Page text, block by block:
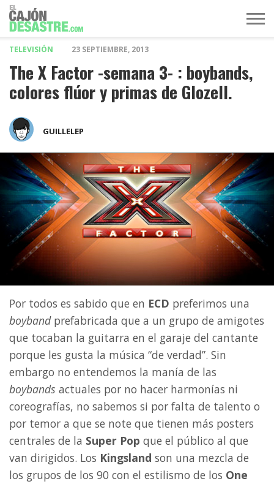
TELEVISIÓN 23 SEPTIEMBRE, 2013
The X Factor -semana 3- : boybands,
colores flúor y primas de Glozell.
GUILLELEP
Por todos es sabido que en ECD preferimos una
boybandprefabricada que a un grupo de amigotes
que tocaban la guitarra en el garaje del cantante
porque les gusta la música “de verdad”. Sin
embargo no entendemos la manía de las
boybands actuales por no hacer harmonías ni
coreografías, no sabemos si por falta de talento o
por temor a que se note que tienen más posters
centrales de la Super Pop que el público al que
van dirigidos. Los Kingsland son una mezcla de
los grupos de los 90 con el estilismo de los One